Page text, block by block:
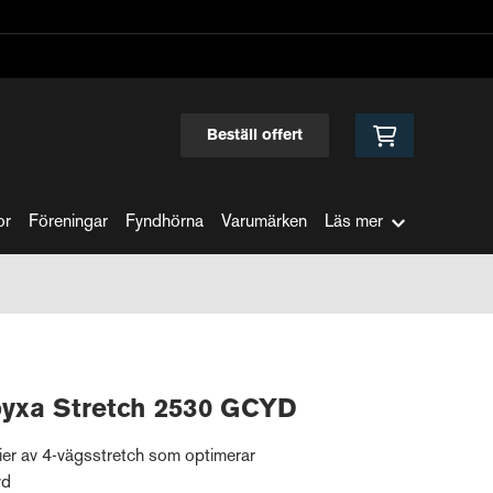
Beställ offert
Föreningar Fyndhörna Varumärken Läs mer
Stretch 2530 GCYD
av 4-vägsstretch som optimerar